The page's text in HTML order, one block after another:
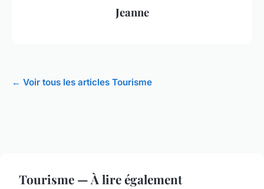
Jeanne
← Voir tous les articles Tourisme
Tourisme — À lire également